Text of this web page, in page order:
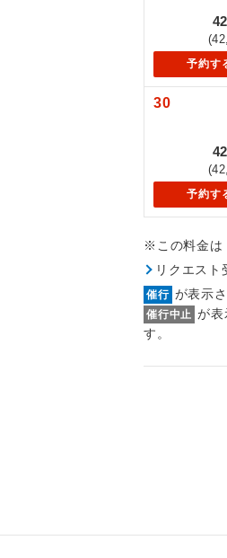
予約す
30
予約す
※この料金は
リクエスト
催行 が表示
催行中止 が表
す。